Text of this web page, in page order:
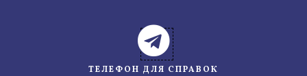
ТЕЛЕФОН ДЛЯ СПРАВОК